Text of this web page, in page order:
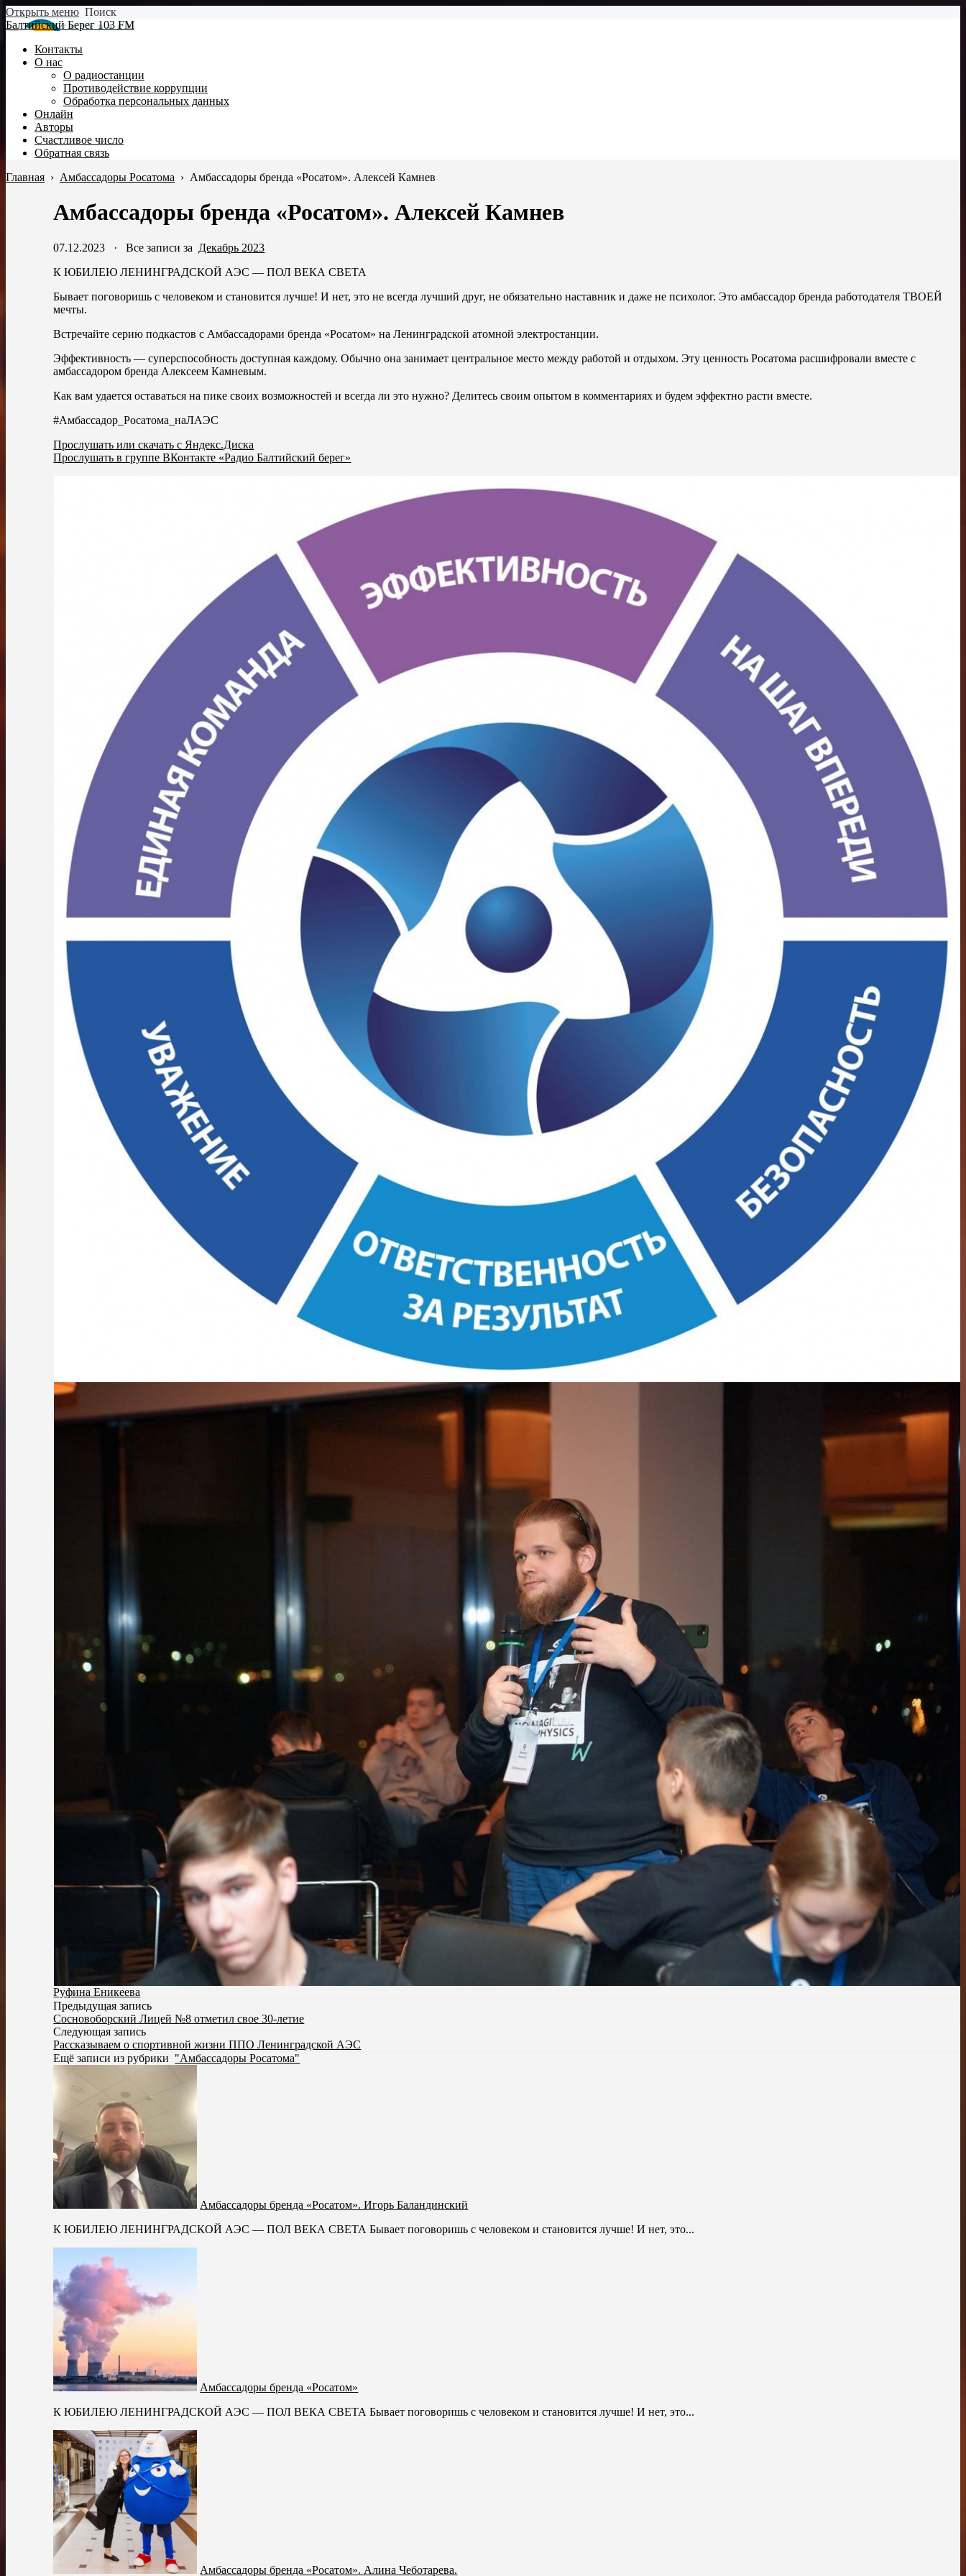
Открыть меню Поиск
Балтийский Берег 103 FM
Контакты
О нас
О радиостанции
Противодействие коррупции
Обработка персональных данных
Онлайн
Авторы
Счастливое число
Обратная связь
Главная › Амбассадоры Росатома › Амбассадоры бренда «Росатом». Алексей Камнев
Амбассадоры бренда «Росатом». Алексей Камнев
07.12.2023 ·Все записи за Декабрь 2023
К ЮБИЛЕЮ ЛЕНИНГРАДСКОЙ АЭС — ПОЛ ВЕКА СВЕТА
Бывает поговоришь с человеком и становится лучше! И нет, это не всегда лучший друг, не обязательно наставник и даже не психолог. Это амбассадор бренда работодателя ТВОЕЙ
мечты.
Встречайте серию подкастов с Амбассадорами бренда «Росатом» на Ленинградской атомной электростанции.
Эффективность — суперспособность доступная каждому. Обычно она занимает центральное место между работой и отдыхом. Эту ценность Росатома расшифровали вместе с
амбассадором бренда Алексеем Камневым.
Как вам удается оставаться на пике своих возможностей и всегда ли это нужно? Делитесь своим опытом в комментариях и будем эффектно расти вместе.
#Амбассадор_Росатома_наЛАЭС
Прослушать или скачать с Яндекс.Диска
Прослушать в группе ВКонтакте «Радио Балтийский берег»
Руфина Еникеева
Предыдущая запись
Сосновоборский Лицей №8 отметил свое 30-летие
Следующая запись
Рассказываем о спортивной жизни ППО Ленинградской АЭС
Ещё записи из рубрики "Амбассадоры Росатома"
Амбассадоры бренда «Росатом». Игорь Баландинский
К ЮБИЛЕЮ ЛЕНИНГРАДСКОЙ АЭС — ПОЛ ВЕКА СВЕТА Бывает поговоришь с человеком и становится лучше! И нет, это...
Амбассадоры бренда «Росатом»
К ЮБИЛЕЮ ЛЕНИНГРАДСКОЙ АЭС — ПОЛ ВЕКА СВЕТА Бывает поговоришь с человеком и становится лучше! И нет, это...
Амбассадоры бренда «Росатом». Алина Чеботарева.